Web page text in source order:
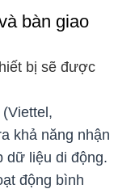
bàn giao
bị sẽ được
khả năng nhận
dữ liệu di động.
động bình